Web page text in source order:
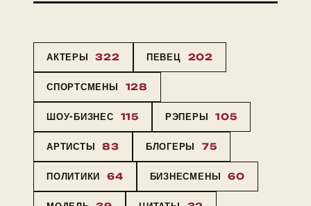
АКТЕРЫ 322 ПЕВЕЦ 202
СПОРТСМЕНЫ 128
ШОУ-БИЗНЕС 115 РЭПЕРЫ 105
АРТИСТЫ 83 БЛОГЕРЫ 75
ПОЛИТИКИ 64 БИЗНЕСМЕНЫ 60